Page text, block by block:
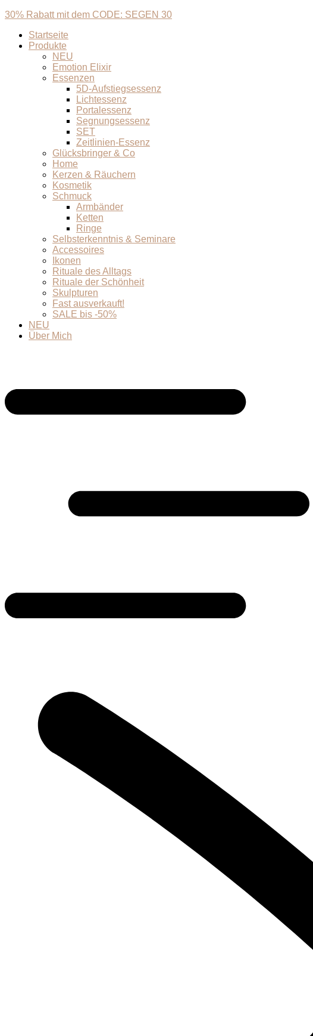
30% Rabatt mit dem CODE: SEGEN 30
Startseite
Produkte
NEU
Emotion Elixir
Essenzen
5D-Aufstiegsessenz
Lichtessenz
Portalessenz
Segnungsessenz
SET
Zeitlinien-Essenz
Glücksbringer & Co
Home
Kerzen & Räuchern
Kosmetik
Schmuck
Armbänder
Ketten
Ringe
Selbsterkenntnis & Seminare
Accessoires
Ikonen
Rituale des Alltags
Rituale der Schönheit
Skulpturen
Fast ausverkauft!
SALE bis -50%
NEU
Über Mich